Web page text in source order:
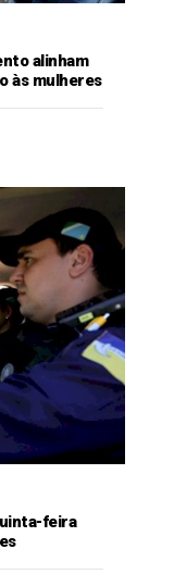
alinham
às mulheres
feira